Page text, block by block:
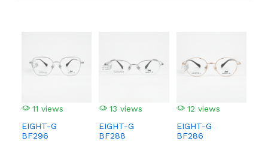
11 views
EIGHT-G
BF296
13 views
EIGHT-G
BF288
12 views
EIGHT-G
BF286